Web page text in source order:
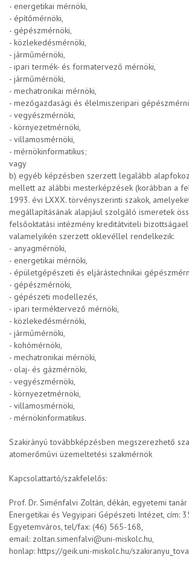
- energetikai mérnöki,
- építőmérnöki,
- gépészmérnöki,
- közlekedésmérnöki,
- járműmérnöki,
- ipari termék- és formatervező mérnöki,
- járműmérnöki,
- mechatronikai mérnöki,
- mezőgazdasági és élelmiszeripari
- vegyészmérnöki,
- környezetmérnöki,
- villamosmérnöki,
- mérnökinformatikus;
vagy
b) egyéb képzésben szerzett legalább
mellett az alábbi mesterképzések (korábban a
1993. évi LXXX. törvényszerinti szakok,
megállapításának alapjául szolgáló ismeretek
felsőoktatási intézmény kreditátviteli
valamelyikén szerzett oklevéllel rendelkezik:
- anyagmérnöki,
- energetikai mérnöki,
- épületgépészeti és eljárástechnikai
- gépészmérnöki,
- gépészeti modellezés,
- ipari terméktervező mérnöki,
- közlekedésmérnöki,
- járműmérnöki,
- kohómérnöki,
- mechatronikai mérnöki,
- olaj- és gázmérnöki,
- vegyészmérnöki,
- környezetmérnöki,
- villamosmérnöki,
- mérnökinformatikus.
Szakirányú továbbképzésben megszerezhető
atomerőművi üzemeltetési szakmérnök
Kapcsolattartó/szakfelelős:
Prof. Dr. Siménfalvi Zoltán, dékán, egyetemi
Energetikai és Vegyipari Gépészeti Intézet, cím:
Egyetemváros, tel/fax: (46) 565-168,
email: zoltan.simenfalvi@uni-miskolc.hu,
honlap: https://geik.uni-miskolc.hu/